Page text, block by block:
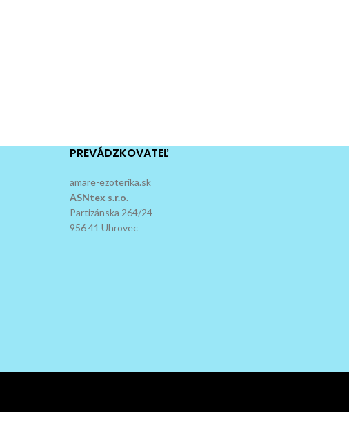
PREVÁDZKOVATEĽ
amare-ezoterika.sk
ASNtex s.r.o.
Partizánska 264/24
956 41 Uhrovec